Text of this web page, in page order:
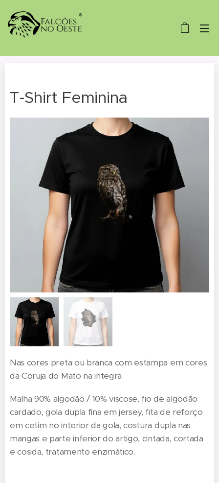
T-Shirt Feminina
Nas cores preta ou branca com estampa em cores
da Coruja do Mato na integra.
Malha 90% algodão / 10% viscose, fio de algodão
cardado, gola dupla fina em jersey, fita de reforço
em cetim no interior da gola, costura dupla nas
mangas e parte inferior do artigo, cintada, cortada
e cosida, tratamento enzimático.